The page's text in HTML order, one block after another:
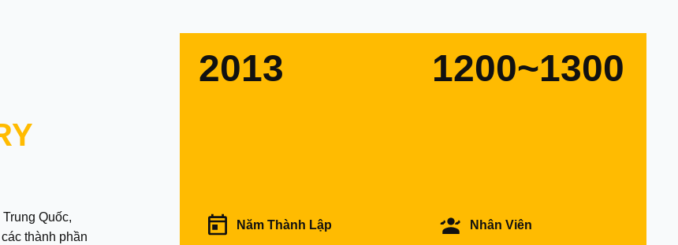
Quốc,
thành phần
2013
Năm Thành Lập
1200~1300
Nhân Viên